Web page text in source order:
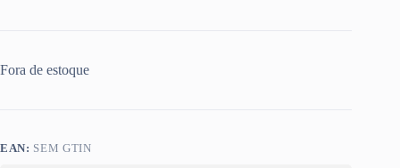
Fora de estoque
EAN: SEM GTIN